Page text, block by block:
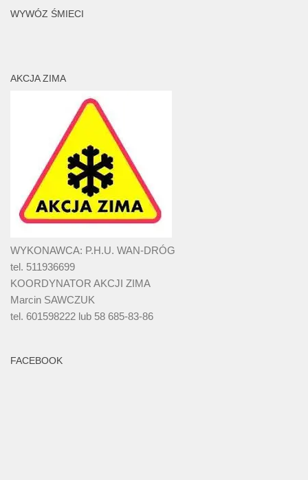
WYWÓZ ŚMIECI
AKCJA ZIMA
WYKONAWCA: P.H.U. WAN-DRÓG
tel. 511936699
KOORDYNATOR AKCJI ZIMA
Marcin SAWCZUK
tel. 601598222 lub 58 685-83-86
FACEBOOK